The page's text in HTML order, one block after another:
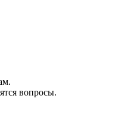
вопросы.